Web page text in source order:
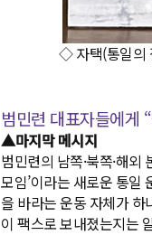
◇ 자택(통일의
범민련 대표자들에게
▲마지막 메시지
범민련의 남쪽·북쪽·해
모임’이라는 새로운 통일
을 바라는 운동 자체가
이 팩스로 보내졌는지는